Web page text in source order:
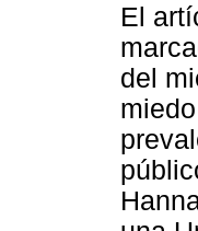
El
del